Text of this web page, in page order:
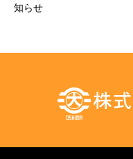
知らせ